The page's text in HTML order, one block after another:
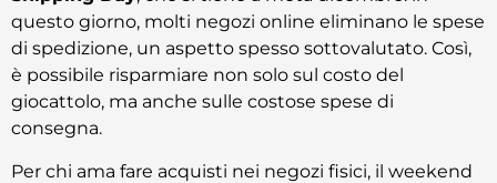
questo giorno, molti negozi online eliminano le spese
di spedizione, un aspetto spesso sottovalutato. Così,
è possibile risparmiare non solo sul costo del
giocattolo, ma anche sulle costose spese di
consegna.
Per chi ama fare acquisti nei negozi fisici, il weekend